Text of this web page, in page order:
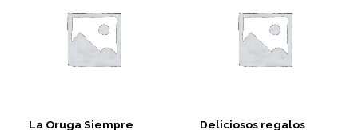
La Oruga Siempre Deliciosos regalos